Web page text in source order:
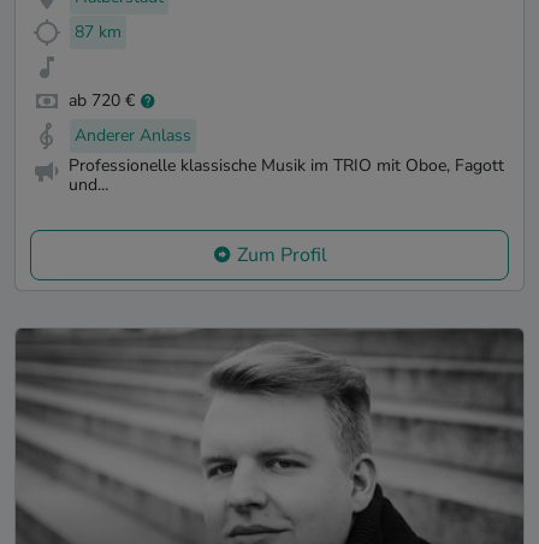
87 km
ab 720 €
Anderer Anlass
Professionelle klassische Musik im TRIO mit Oboe, Fagott
und...
Zum Profil